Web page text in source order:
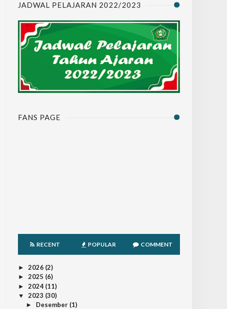
JADWAL PELAJARAN 2022/2023
FANS PAGE
RECENT POPULAR COMMENT
► 2026 (2)
► 2025 (6)
► 2024 (11)
▼ 2023 (30)
► Desember (1)